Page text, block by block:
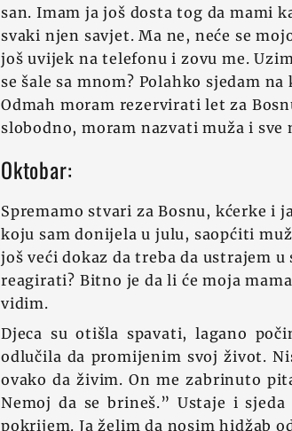
san. Imam ja još dosta tog da mami
svaki njen savjet. Ma ne, neće se
još uvijek na telefonu i zovu me.
se šale sa mnom? Polahko sjedam
Odmah moram rezervirati let za
slobodno, moram nazvati muža i sve
Oktobar:
Spremamo stvari za Bosnu, kćerke i
koju sam donijela u julu, saopćiti
još veći dokaz da treba da ustrajem
reagirati? Bitno je da li će moja
vidim.
Djeca su otišla spavati, lagano
odlučila da promijenim svoj život.
ovako da živim. On me zabrinuto
Nemoj da se brineš.” Ustaje i
pokrijem. Ja želim da nosim hidžab